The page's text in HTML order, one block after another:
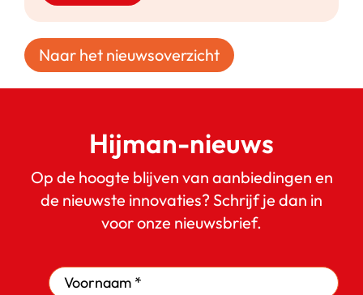
Naar het nieuwsoverzicht
Hijman-nieuws
Op de hoogte blijven van aanbiedingen en
de nieuwste innovaties? Schrijf je dan in
voor onze nieuwsbrief.